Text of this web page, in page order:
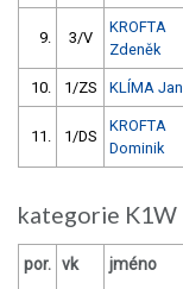
9. 3/V
KROFTA
Zdeněk
10. 1/ZS KLÍMA Jan
11. 1/DS
KROFTA
Dominik
kategorie K1W
por. vk jméno